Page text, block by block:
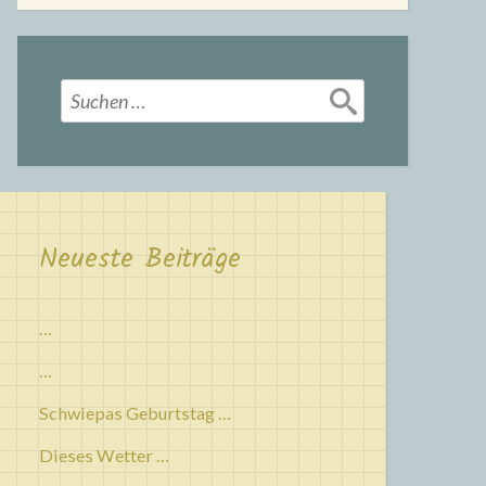
Suchen
nach:
Neueste Beiträge
…
…
Schwiepas Geburtstag …
Dieses Wetter …